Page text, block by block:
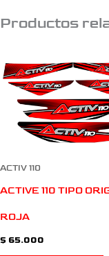
Productos
ACTIV 110
ACTIVE 110 TIPO
ROJA
$ 65.000